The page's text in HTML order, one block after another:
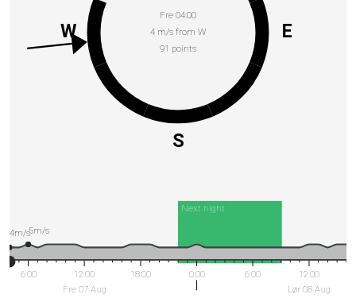
Fre 04:00
4 m/s from W
91 points
E
S
W
Next night
6:00
12:00
Fre 07 Aug
18:00 0:00 6:00
12:00
Lør 08 Aug
5m/s
4m/s